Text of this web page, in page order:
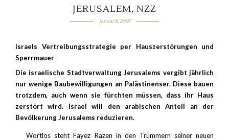
JERUSALEM, NZZ
Januar 8, 2007
Israels Vertreibungsstrategie per Hauszerstörungen und
Sperrmauer
Die israelische Stadtverwaltung Jerusalems vergibt jährlich
nur wenige Baubewilligungen an Palästinenser. Diese bauen
trotzdem, auch wenn sie fürchten müssen, dass ihr Haus
zerstört wird. Israel will den arabischen Anteil an der
Bevölkerung Jerusalems reduzieren.
Wortlos steht Fayez Razen in den Trümmern seiner neuen